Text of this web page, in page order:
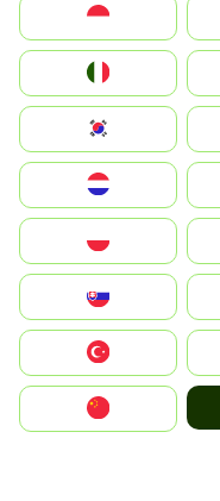
South Korea
United States
中國香港特別行政區